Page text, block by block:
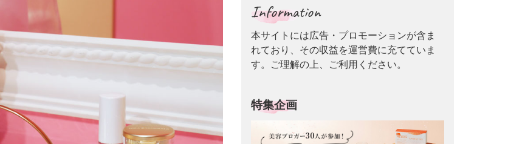
Information
本サイトには広告・プロモーションが含ま
れており、その収益を運営費に充てていま
す。ご理解の上、ご利用ください。
特集企画